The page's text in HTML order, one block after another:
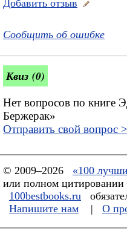
Добавить отзыв
Сообщить об ошибке
Квиз (0)
Нет вопросов по книге
Бержерак»
Отправить свой вопрос
© 2009–2026 «100
или полном цитировании
100bestbooks.ru
Напишите нам
| О